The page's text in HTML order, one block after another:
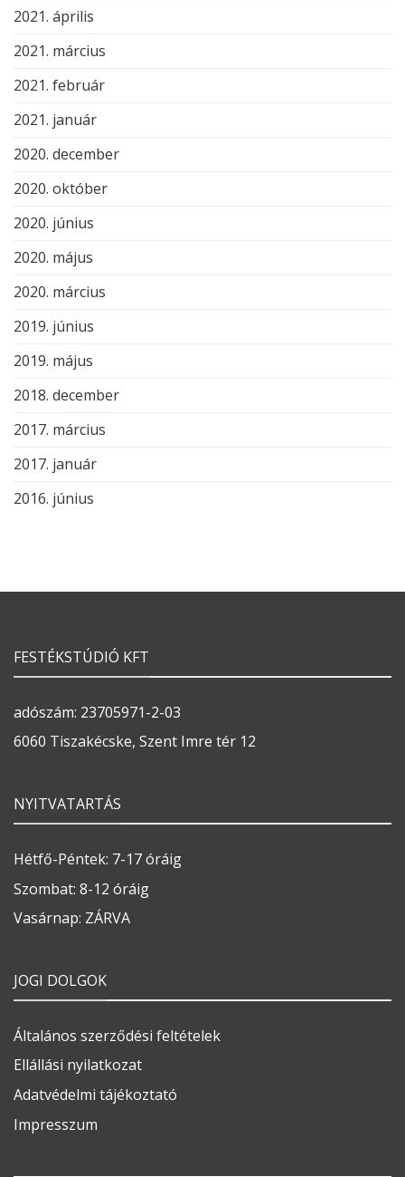
2021. április
2021. március
2021. február
2021. január
2020. december
2020. október
2020. június
2020. május
2020. március
2019. június
2019. május
2018. december
2017. március
2017. január
2016. június
FESTÉKSTÚDIÓ KFT
adószám: 23705971-2-03
6060 Tiszakécske, Szent Imre tér 12
NYITVATARTÁS
Hétfő-Péntek: 7-17 óráig
Szombat: 8-12 óráig
Vasárnap: ZÁRVA
JOGI DOLGOK
Általános szerződési feltételek
Ellállási nyilatkozat
Adatvédelmi tájékoztató
Impresszum